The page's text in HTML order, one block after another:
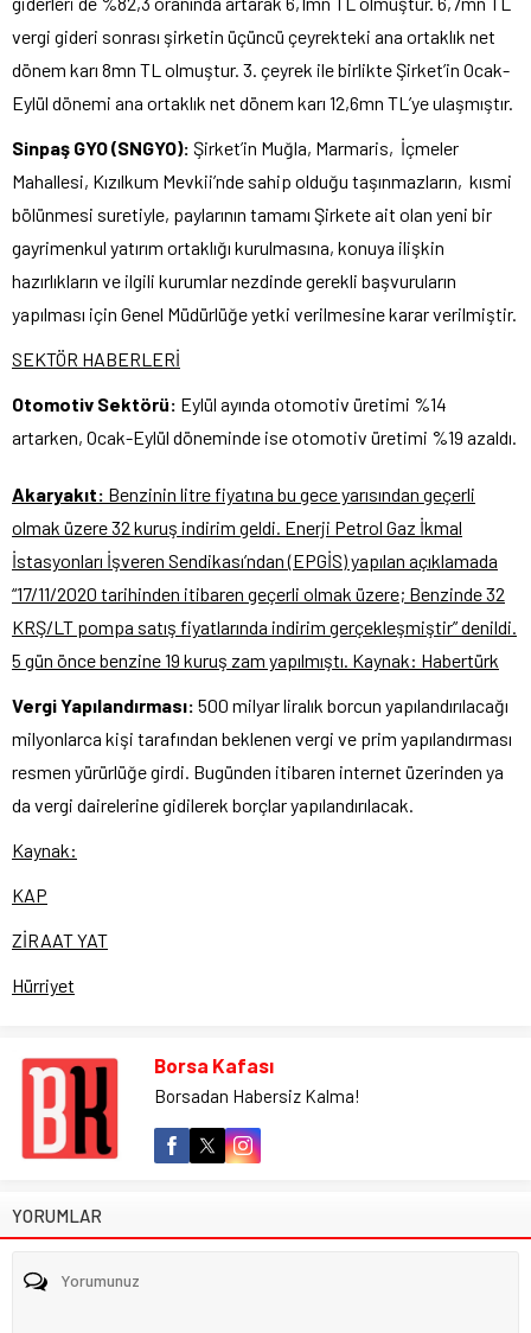
vergi gideri sonrası şirketin üçüncü çeyrekteki ana ortaklık net
dönem karı 8mn TL olmuştur. 3. çeyrek ile birlikte Şirket’in Ocak-
Eylül dönemi ana ortaklık net dönem karı 12,6mn TL’ye ulaşmıştır.
Sinpaş GYO (SNGYO): Şirket’in Muğla, Marmaris, İçmeler
Mahallesi, Kızılkum Mevkii’nde sahip olduğu taşınmazların, kısmi
bölünmesi suretiyle, paylarının tamamı Şirkete ait olan yeni bir
gayrimenkul yatırım ortaklığı kurulmasına, konuya ilişkin
hazırlıkların ve ilgili kurumlar nezdinde gerekli başvuruların
yapılması için Genel Müdürlüğe yetki verilmesine karar verilmiştir.
SEKTÖR HABERLERİ
Otomotiv Sektörü: Eylül ayında otomotiv üretimi %14
artarken, Ocak-Eylül döneminde ise otomotiv üretimi %19 azaldı.
Akaryakıt: Benzinin litre fiyatına bu gece yarısından geçerli
olmak üzere 32 kuruş indirim geldi. Enerji Petrol Gaz İkmal
İstasyonları İşveren Sendikası’ndan (EPGİS) yapılan açıklamada
“17/11/2020 tarihinden itibaren geçerli olmak üzere; Benzinde 32
KRŞ/LT pompa satış fiyatlarında indirim gerçekleşmiştir” denildi.
5 gün önce benzine 19 kuruş zam yapılmıştı. Kaynak: Habertürk
Vergi Yapılandırması: 500 milyar liralık borcun yapılandırılacağı
milyonlarca kişi tarafından beklenen vergi ve prim yapılandırması
resmen yürürlüğe girdi. Bugünden itibaren internet üzerinden ya
da vergi dairelerine gidilerek borçlar yapılandırılacak.
Kaynak:
KAP
ZİRAAT YAT
Hürriyet
Borsa Kafası
Borsadan Habersiz Kalma!
YORUMLAR